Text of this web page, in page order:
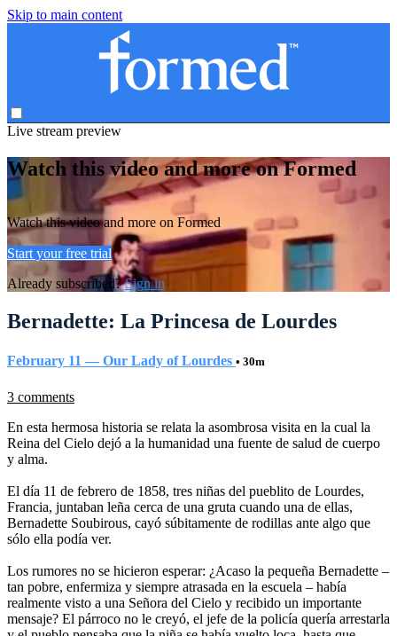
Skip to main content
Live stream preview
Watch this video and more on Formed
Watch this video and more on Formed
Start your free trial
Already subscribed?Sign in
Bernadette: La Princesa de Lourdes
February 11 — Our Lady of Lourdes • 30m
3 comments
En esta hermosa historia se relata la asombrosa visita en la cual la
Reina del Cielo dejó a la humanidad una fuente de salud de cuerpo
y alma.
El día 11 de febrero de 1858, tres niñas del pueblito de Lourdes,
Francia, juntaban leña cerca de una gruta cuando una de ellas,
Bernadette Soubirous, cayó súbitamente de rodillas ante algo que
sólo ella podía ver.
Los rumores no se hicieron esperar: ¿Acaso la pequeña Bernadette –
tan pobre, enfermiza y siempre atrasada en la escuela – había
realmente visto a una Señora del Cielo y recibido un importante
mensaje? El párroco no le creyó, el jefe de la policía quería arrestarla